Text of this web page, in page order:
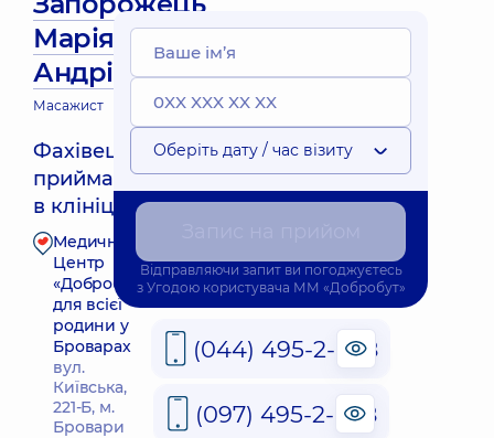
Марія
Андріївна
Масажист
Фахівець
приймає
в клініці
Медичний
Центр
«Добробут»
для всієї
родини у
Броварах
вул.
Київська,
221-Б, м.
Бровари
Оберіть дату / час візиту
Відправляючи запит ви погоджуєтесь
з Угодою користувача ММ «Добробут»
(044) 495-2-888
(097) 495-2-888